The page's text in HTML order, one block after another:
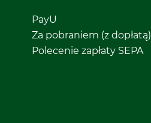
PayU
Za pobraniem (z dopłatą)
Polecenie zapłaty SEPA